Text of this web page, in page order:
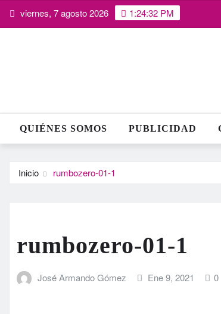
Saltar viernes, 7 agosto 2026 1:24:33 PM
QUIÉNES SOMOS PUBLICIDAD
Inicio rumbozero-01-1
rumbozero-01-1
José Armando Gómez Ene 9, 2021 0